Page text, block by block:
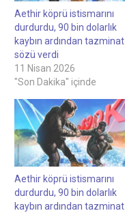
Aethir köprü istismarını
durdurdu, 90 bin dolarlık
kaybın ardından tazminat
sözü verdi
11 Nisan 2026
"Son Dakika" içinde
Aethir köprü istismarını
durdurdu, 90 bin dolarlık
kaybın ardından tazminat